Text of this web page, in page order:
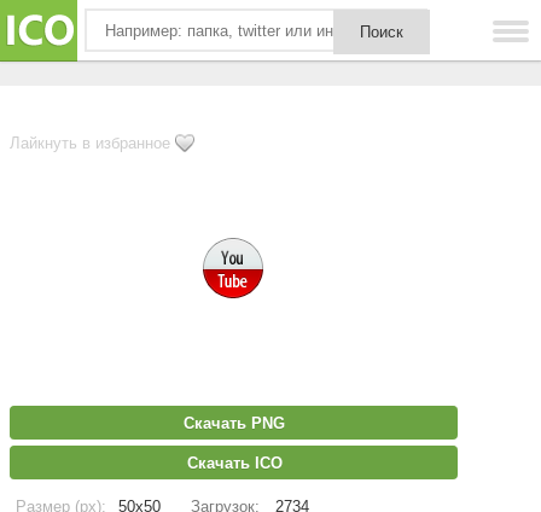
Лайкнуть в избранное
Скачать PNG
Скачать ICO
Размер (px): 50x50 Загрузок: 2734